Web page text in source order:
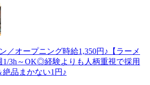
／オープニング時給1,350円♪【ラーメ
1/3h～OK◎経験よりも人柄重視で採用
品まかない1円♪